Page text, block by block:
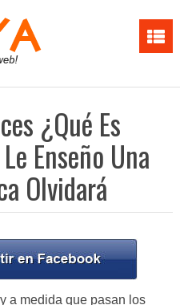
¿Qué Es
Enseño Una
Olvidará
a medida que pasan los